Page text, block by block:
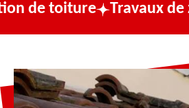
Travaux de zinguerie